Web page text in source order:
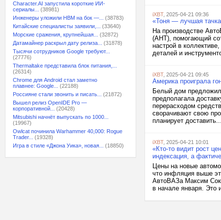
Character.AI запустила короткие ИИ-
сериалы...
(38981)
Инженеры уложили HBM на бок —...
(38783)
Китайские специалисты заявили,...
(33640)
Морские сражения, крупнейшая...
(32872)
Датамайнер раскрыл дату релиза...
(31878)
Тысячи сотрудников Google требуют...
(27776)
Thermaltake представила блок питания,...
(26314)
Chrome для Android стал заметно
плавнее: Google...
(22188)
Россияне стали звонить и писать...
(21872)
Вышел релиз OpenIDE Pro —
корпоративной...
(20428)
Mitsubishi начнёт выпускать по 1000...
(19967)
Owlcat починила Warhammer 40,000: Rogue
Trader...
(19328)
Игра в стиле «Джона Уика», новая...
(18850)
iXBT, 2025-04-21 09:36
«Тоня — лучшая
На производстве
(АНТ), помогающий
настрой в
деталей и
iXBT, 2025-04-21 09:45
Америка проиграла
Белый дом
предполагала
перерасходом
сворачивают свою
планирует
iXBT, 2025-04-21 10:01
«Кто-то видит рост
индексация, а
Цены на новые
что инфляция выше
АвтоВАЗа Максим
в начале января. Это